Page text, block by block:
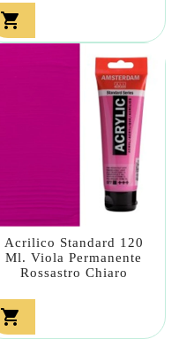

Acrilico Standard 120
Ml. Viola Permanente
Rossastro Chiaro
